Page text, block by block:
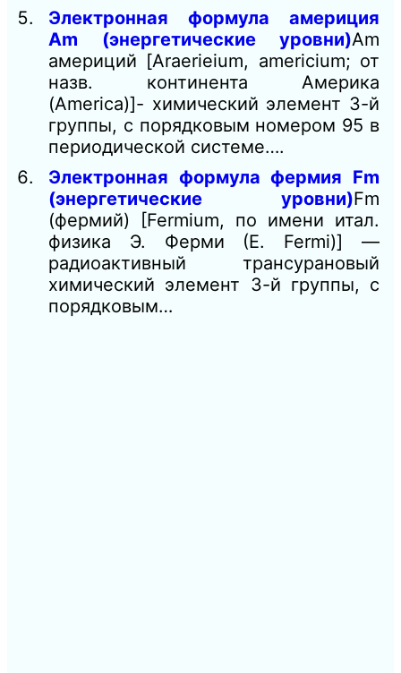
Электронная формула америция
Am (энергетические уровни)Am
америций [Araerieium, americium; от
назв. континента Америка
(America)]- химический элемент 3-й
группы, с порядковым номером 95 в
периодической системе….
Электронная формула фермия Fm
(энергетические уровни)Fm
(фермий) [Fermium, по имени итал.
физика Э. Ферми (Е. Fermi)] —
радиоактивный трансурановый
химический элемент 3-й группы, с
порядковым…